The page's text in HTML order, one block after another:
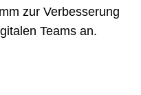
zur Verbesserung
Teams an.